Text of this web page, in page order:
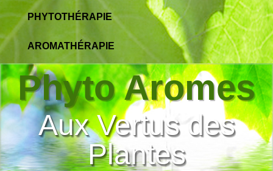
PHYTOTHÉRAPIE
AROMATHÉRAPIE
Phyto Aromes
Aux Vertus des
Plantes